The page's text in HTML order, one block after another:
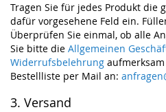
Tragen Sie für jedes Produkt die
dafür vorgesehene Feld ein.
Überprüfen Sie einmal, ob alle
Sie bitte dieAllgemeinen
Widerrufsbelehrung
Bestellliste per Mail an:
3. Versand